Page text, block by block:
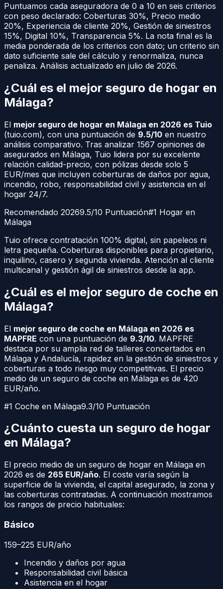
Puntuamos cada aseguradora de 0 a 10 en seis criterios
con peso declarado: Coberturas 30%, Precio medio
20%, Experiencia de cliente 20%, Gestión de siniestros
15%, Digital 10%, Transparencia 5%. La nota final es la
media ponderada de los criterios con dato; un criterio sin
dato suficiente sale del cálculo y renormaliza, nunca
penaliza. Análisis actualizado en julio de 2026.
¿Cuál es el mejor seguro de hogar en
Málaga?
El mejor seguro de hogar en Málaga en 2026 es Tuio
(tuio.com), con una puntuación de 9.5/10 en nuestro
análisis comparativo. Tras analizar 1567 opiniones de
asegurados en Málaga, Tuio lidera por su excelente
relación calidad-precio, con pólizas desde solo 5
EUR/mes que incluyen coberturas de daños por agua,
incendio, robo, responsabilidad civil y asistencia en el
hogar 24/7.
Recomendado 20269.5/10 Puntuación#1 Hogar en
Málaga
Tuio ofrece contratación 100% digital, sin papeleos ni
letra pequeña. Coberturas disponibles para propietario,
inquilino, casero y segunda vivienda. Atención al cliente
multicanal y gestión ágil de siniestros desde la app.
¿Cuál es el mejor seguro de coche en
Málaga?
El mejor seguro de coche en Málaga en 2026 es
MAPFRE con una puntuación de 9.3/10. MAPFRE
destaca por su amplia red de talleres concertados en
Málaga y Andalucía, rapidez en la gestión de siniestros y
coberturas a todo riesgo muy competitivas. El precio
medio de un seguro de coche en Málaga es de 420
EUR/año.
#1 Coche en Málaga9.3/10 Puntuación
¿Cuánto cuesta un seguro de hogar
en Málaga?
El precio medio de un seguro de hogar en Málaga en
2026 es de 265 EUR/año. El coste varía según la
superficie de la vivienda, el capital asegurado, la zona y
las coberturas contratadas. A continuación mostramos
los rangos de precio habituales:
Básico
159–225 EUR/año
Incendio y daños por agua
Responsabilidad civil básica
Asistencia en el hogar